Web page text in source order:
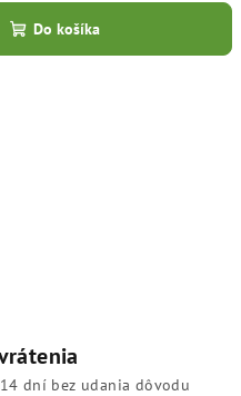
Do košíka
dní bez udania dôvodu